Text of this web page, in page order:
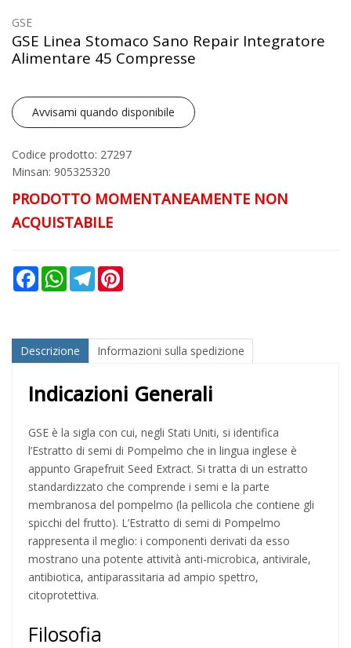
GSE
GSE Linea Stomaco Sano Repair Integratore
Alimentare 45 Compresse
Avvisami quando disponibile
Codice prodotto: 27297
Minsan: 905325320
PRODOTTO MOMENTANEAMENTE NON
ACQUISTABILE
FacebookWhatsAppTelegram
Descrizione Informazioni sulla spedizione
Indicazioni Generali
GSE è la sigla con cui, negli Stati Uniti, si identifica
l’Estratto di semi di Pompelmo che in lingua inglese è
appunto Grapefruit Seed Extract. Si tratta di un estratto
standardizzato che comprende i semi e la parte
membranosa del pompelmo (la pellicola che contiene gli
spicchi del frutto). L’Estratto di semi di Pompelmo
rappresenta il meglio: i componenti derivati da esso
mostrano una potente attività anti-microbica, antivirale,
antibiotica, antiparassitaria ad ampio spettro,
citoprotettiva.
Filosofia